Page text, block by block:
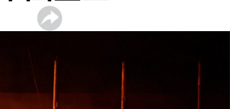
纵横大历史
西藏纵览
解读新疆